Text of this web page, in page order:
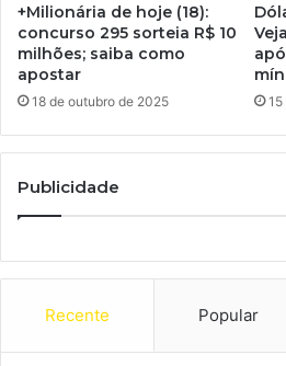
+Milionária de hoje (18):
concurso 295 sorteia R$ 10
milhões; saiba como
apostar
18 de outubro de 2025
Publicidade
Recente Popular